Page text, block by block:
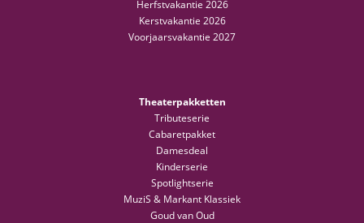
Herfstvakantie 2026
Kerstvakantie 2026
Voorjaarsvakantie 2027
Theaterpakketten
Tributeserie
Cabaretpakket
Damesdeal
Kinderserie
Spotlightserie
MuziS & Markant Klassiek
Goud van Oud